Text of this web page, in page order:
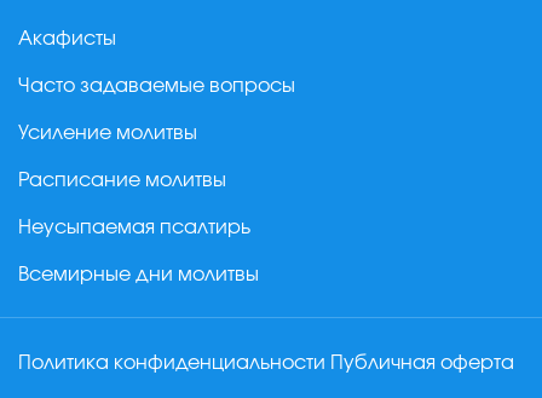
Акафисты
Часто задаваемые вопросы
Усиление молитвы
Расписание молитвы
Неусыпаемая псалтирь
Всемирные дни молитвы
Политика конфиденциальности Публичная оферта